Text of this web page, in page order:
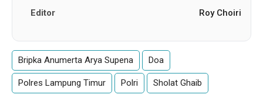
Editor
Roy Choiri
Bripka Anumerta Arya Supena Doa
Polres Lampung Timur Polri Sholat Ghaib